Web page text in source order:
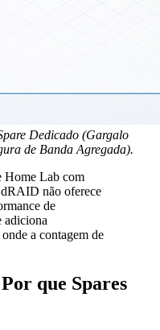
Dedicado (Gargalo
de Banda Agregada).
Home Lab com
não oferece
de
adiciona
a contagem de
que Spares